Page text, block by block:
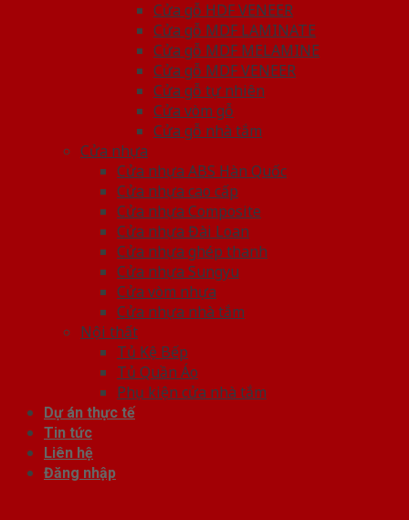
Cửa gỗ HDF VENEER
Cửa gỗ MDF LAMINATE
Cửa gỗ MDF MELAMINE
Cửa gỗ MDF VENEER
Cửa gỗ tự nhiên
Cửa vòm gỗ
Cửa gỗ nhà tắm
Cửa nhựa
Cửa nhựa ABS Hàn Quốc
Cửa nhựa cao cấp
Cửa nhựa Composite
Cửa nhựa Đài Loan
Cửa nhựa ghép thanh
Cửa nhựa Sungyu
Cửa vòm nhựa
Cửa nhựa nhà tắm
Nội thất
Tủ Kệ Bếp
Tủ Quần Áo
Phụ kiện cửa nhà tắm
Dự án thực tế
Tin tức
Liên hệ
Đăng nhập